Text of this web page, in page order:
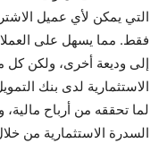
التي يمكن لأي عميل
فقط. مما يسهل على العملاء
إلى وديعة أخرى، ولكن
الاستثمارية لدى بنك
لما تحققه من أرباح
السدرة الاستثمارية من